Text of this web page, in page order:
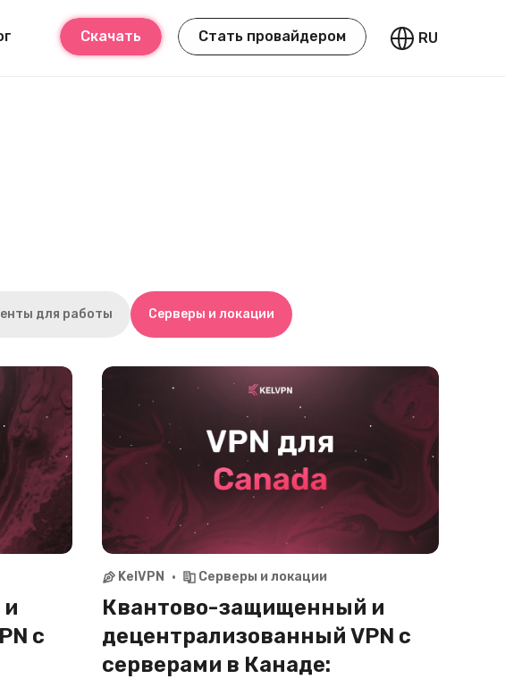
Скачать Стать провайдером RU
для работы Серверы и локации
с
KelVPN Серверы и локации
Квантово-защищенный и
децентрализованный VPN с
серверами в Канаде: